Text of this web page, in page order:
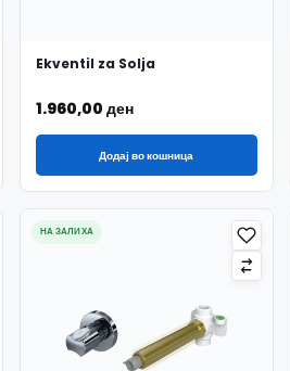
Ekventil za Solja
1.960,00 ден
Додај во кошница
НА ЗАЛИХА